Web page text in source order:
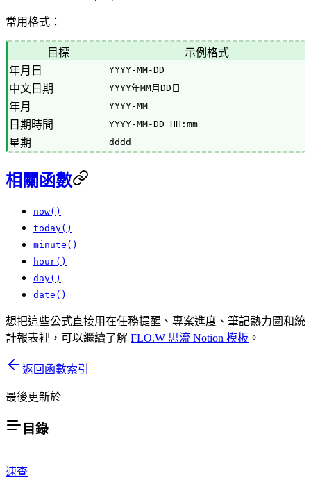
常用格式：
目標
示例格式
年月日
YYYY-MM-DD
中文日期 YYYY年MM月DD日
年月 YYYY-MM
日期時間 YYYY-MM-DD HH:mm
星期 dddd
相關函數
now()
today()
minute()
hour()
day()
date()
想把這些公式直接用在任務提醒、專案進度、筆記熱力圖和統
計報表裡，可以繼續了解 FLO.W 思流 Notion 模板 。
返回函數索引
最後更新於
目錄
速查